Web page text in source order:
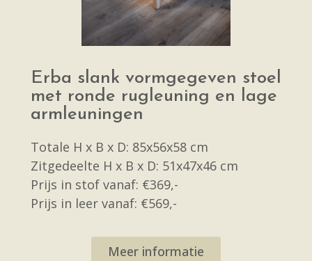
Erba slank vormgegeven stoel
met ronde rugleuning en lage
armleuningen
Totale H x B x D: 85x56x58 cm
Zitgedeelte H x B x D: 51x47x46 cm
Prijs in stof vanaf: €369,-
Prijs in leer vanaf: €569,-
Meer informatie